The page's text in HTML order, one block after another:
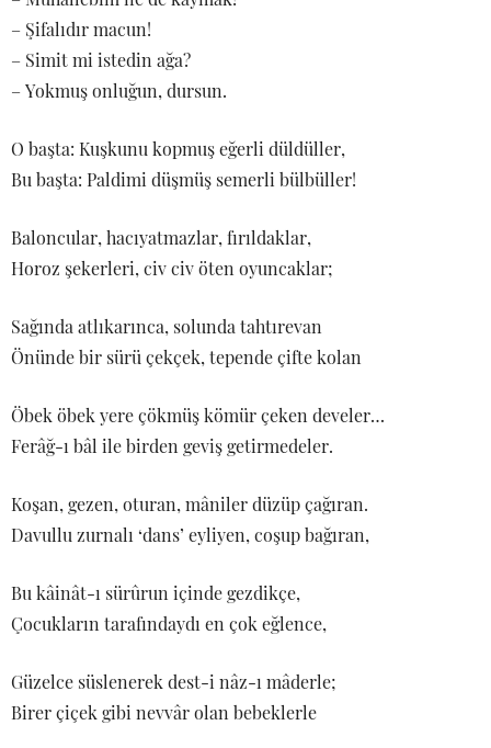
– Şifalıdır macun!
– Simit mi istedin ağa?
– Yokmuş onluğun, dursun.
O başta: Kuşkunu kopmuş eğerli düldüller,
Bu başta: Paldimi düşmüş semerli bülbüller!
Baloncular, hacıyatmazlar, fırıldaklar,
Horoz şekerleri, civ civ öten oyuncaklar;
Sağında atlıkarınca, solunda tahtırevan
Önünde bir sürü çekçek, tepende çifte kolan
Öbek öbek yere çökmüş kömür çeken develer…
Ferâğ-ı bâl ile birden geviş getirmedeler.
Koşan, gezen, oturan, mâniler düzüp çağıran.
Davullu zurnalı ‘dans’ eyliyen, coşup bağıran,
Bu kâinât-ı sürûrun içinde gezdikçe,
Çocukların tarafındaydı en çok eğlence,
Güzelce süslenerek dest-i nâz-ı mâderle;
Birer çiçek gibi nevvâr olan bebeklerle